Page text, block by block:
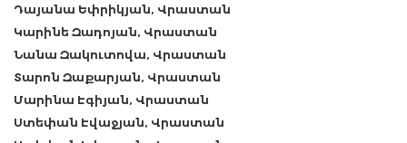
Դայանա Եփրիկյան, Վրաստան
Կարինե Զադոյան, Վրաստան
Նանա Զակուտովա, Վրաստան
Տարոն Զաքարյան, Վրաստան
Մարինա Էգիյան, Վրաստան
Ստեփան Էվաջյան, Վրաստան